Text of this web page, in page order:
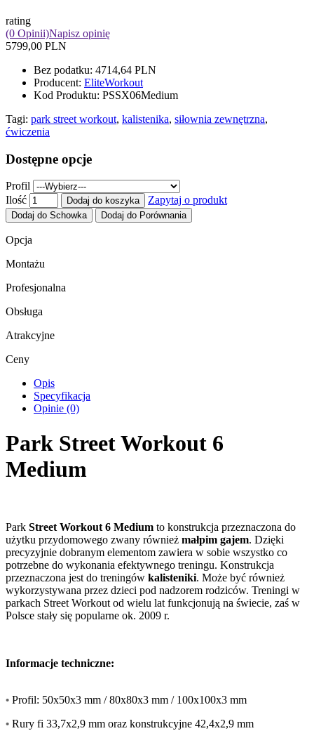
rating
(0 Opinii)Napisz opinię
5799,00 PLN
Bez podatku: 4714,64 PLN
Producent: EliteWorkout
Kod Produktu: PSSX06Medium
Tagi: park street workout, kalistenika, siłownia zewnętrzna,
ćwiczenia
Dostępne opcje
Profil
Ilość
Dodaj do koszyka Zapytaj o produkt
Dodaj do Schowka Dodaj do Porównania
Opcja
Montażu
Profesjonalna
Obsługa
Atrakcyjne
Ceny
Opis
Specyfikacja
Opinie (0)
Park Street Workout 6
Medium
Park Street Workout 6 Medium to konstrukcja przeznaczona do
użytku przydomowego zwany również małpim gajem. Dzięki
precyzyjnie dobranym elementom zawiera w sobie wszystko co
potrzebne do wykonania efektywnego treningu. Konstrukcja
przeznaczona jest do treningów kalisteniki. Może być również
wykorzystywana przez dzieci pod nadzorem rodziców. Treningi w
parkach Street Workout od wielu lat funkcjonują na świecie, zaś w
Polsce stały się popularne ok. 2009 r.
Informacje techniczne:
• Profil: 50x50x3 mm / 80x80x3 mm / 100x100x3 mm
• Rury fi 33,7x2,9 mm oraz konstrukcyjne 42,4x2,9 mm